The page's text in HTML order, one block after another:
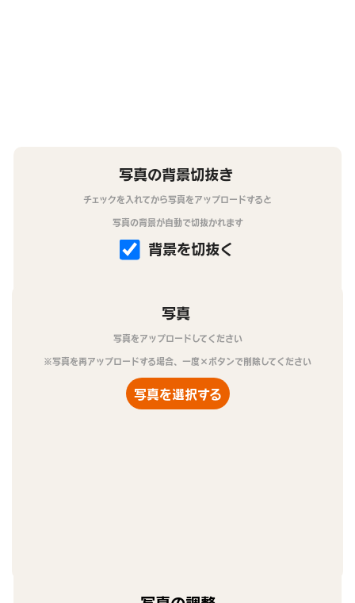
写真の背景切抜き
チェックを入れてから写真をアップロードすると
写真の背景が自動で切抜かれます
背景を切抜く
写真
写真をアップロードしてください
※写真を再アップロードする場合、一度×ボタンで削除してください
写真を選択する